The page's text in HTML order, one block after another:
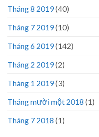
Tháng 8 2019(40)
Tháng 7 2019(10)
Tháng 6 2019(142)
Tháng 2 2019(2)
Tháng 1 2019(3)
Tháng mười một 2018 (1)
Tháng 7 2018 (1)